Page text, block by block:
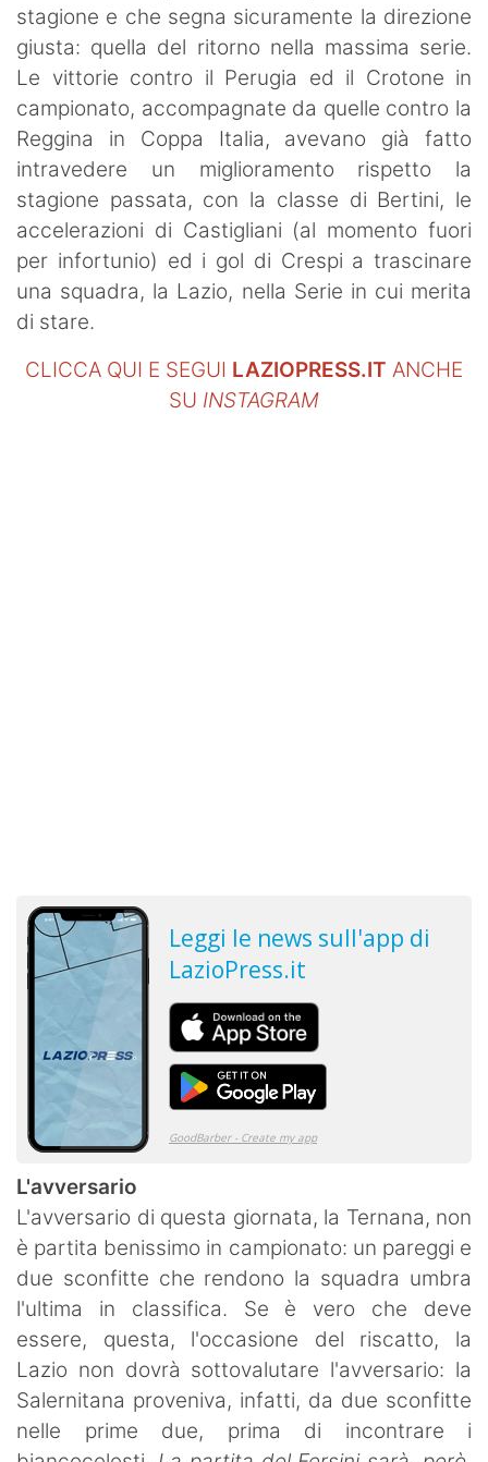
stagione e che segna sicuramente la direzione
giusta: quella del ritorno nella massima serie.
Le vittorie contro il Perugia ed il Crotone in
campionato, accompagnate da quelle contro la
Reggina in Coppa Italia, avevano già fatto
intravedere un miglioramento rispetto la
stagione passata, con la classe di Bertini, le
accelerazioni di Castigliani (al momento fuori
per infortunio) ed i gol di Crespi a trascinare
una squadra, la Lazio, nella Serie in cui merita
di stare.
CLICCA QUI E SEGUI LAZIOPRESS.IT ANCHE
SU INSTAGRAM
L'avversario
L'avversario di questa giornata, la Ternana, non
è partita benissimo in campionato: un pareggi e
due sconfitte che rendono la squadra umbra
l'ultima in classifica. Se è vero che deve
essere, questa, l'occasione del riscatto, la
Lazio non dovrà sottovalutare l'avversario: la
Salernitana proveniva, infatti, da due sconfitte
nelle prime due, prima di incontrare i